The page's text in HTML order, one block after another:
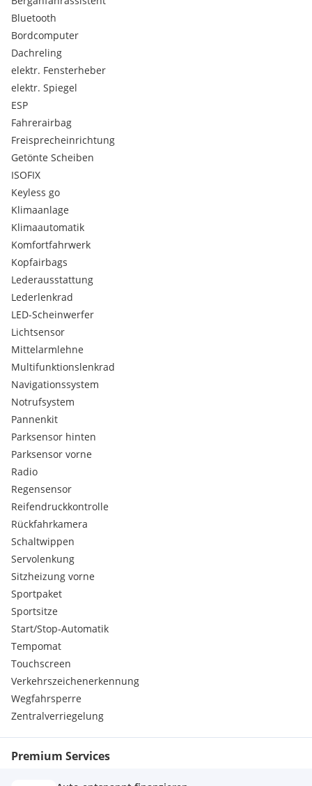
Bluetooth
Bordcomputer
Dachreling
elektr. Fensterheber
elektr. Spiegel
ESP
Fahrerairbag
Freisprecheinrichtung
Getönte Scheiben
ISOFIX
Keyless go
Klimaanlage
Klimaautomatik
Komfortfahrwerk
Kopfairbags
Lederausstattung
Lederlenkrad
LED-Scheinwerfer
Lichtsensor
Mittelarmlehne
Multifunktionslenkrad
Navigationssystem
Notrufsystem
Pannenkit
Parksensor hinten
Parksensor vorne
Radio
Regensensor
Reifendruckkontrolle
Rückfahrkamera
Schaltwippen
Servolenkung
Sitzheizung vorne
Sportpaket
Sportsitze
Start/Stop-Automatik
Tempomat
Touchscreen
Verkehrszeichenerkennung
Wegfahrsperre
Zentralverriegelung
Premium Services